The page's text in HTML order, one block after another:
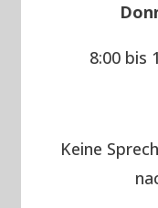
8:00 bis
Keine